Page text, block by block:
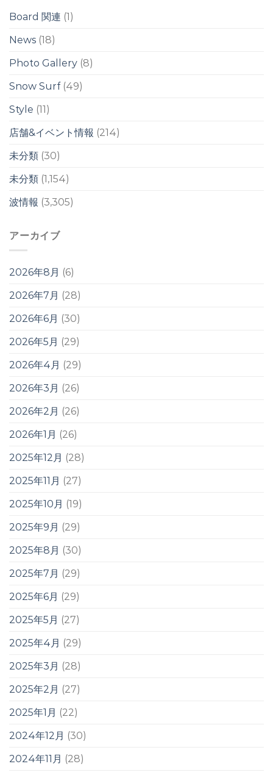
は
は
リ
/
風
ウ
ル
Board 関連 (1)
News (18)
Photo Gallery (8)
Snow Surf(49)
Style (11)
店舗&イベント情報 (214)
未分類 (30)
未分類 (1,154)
波情報 (3,305)
アーカイブ
2026年8月 (6)
2026年7月 (28)
2026年6月 (30)
2026年5月 (29)
2026年4月 (29)
2026年3月 (26)
2026年2月 (26)
2026年1月 (26)
2025年12月 (28)
2025年11月 (27)
2025年10月 (19)
2025年9月 (29)
2025年8月 (30)
2025年7月 (29)
2025年6月 (29)
2025年5月 (27)
2025年4月 (29)
2025年3月 (28)
2025年2月 (27)
2025年1月 (22)
2024年12月 (30)
2024年11月 (28)